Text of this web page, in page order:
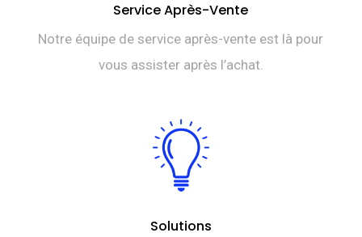
Service Après-Vente
Notre équipe de service après-vente est là pour
vous assister après l’achat.
Solutions